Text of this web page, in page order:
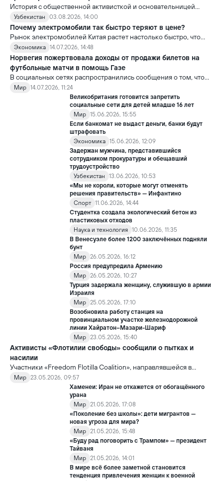
История с общественной активисткой и основательницей
проекта «Немолчи.uz» Ириной Матвиенко поднимает вопрос,
который выходит далеко за рамки одного судебного дела.
Узбекистан 03.08.2026, 14:00
Почему электромобили так быстро теряют в цене?
Рынок электромобилей Китая растет настолько быстро, что
новые модели выходят почти ежемесячно. В результате
стоимость более ранних моделей заметно снижается.
Экономика 14.07.2026, 14:48
Норвегия пожертвовала доходы от продажи билетов на
футбольные матчи в помощь Газе
В социальных сетях распространились сообщения о том, что
сборная Норвегии перечислила весь призовой фонд,
полученный на чемпионате мира по футболу FIFA 2026, в
качестве гуманитарной помощи жителям сектора Газа.
Мир 14.07.2026, 11:24
Великобритания готовится запретить
социальные сети для детей младше 16 лет
Мир 15.06.2026, 15:55
Если банкомат не выдаст деньги, банки будут
штрафовать
Экономика 15.06.2026, 12:09
Задержан мужчина, представившийся
сотрудником прокуратуры и обещавший
трудоустройство
Узбекистан
13.06.2026, 10:53
«Мы не короли, которые могут отменять
решения правительств» — Инфантино
Спорт 11.06.2026, 14:44
Студентка создала экологический бетон из
пластиковых отходов
Наука и технология 10.06.2026, 11:35
В Венесуэле более 1200 заключённых подняли
бунт
Мир 26.05.2026, 16:12
Россия предупредила Армению
Мир 26.05.2026, 10:27
Турция задержала женщину, служившую в армии
Израиля
Мир 25.05.2026, 17:10
Возобновила работу станция на
провинциальном участке железнодорожной
линии Хайратон–Мазари-Шариф
Мир 23.05.2026, 15:40
Активисты «Флотилии свободы» сообщили о пытках и
насилии
Участники «Freedom Flotilla Coalition», направлявшейся в
сектор Газа с гуманитарной помощью, заявили, что после
задержания со стороны Израиль подверглись пыткам и
жестокому обращению.
Мир 23.05.2026, 09:57
Хаменеи: Иран не откажется от обогащённого
урана
Мир 21.05.2026, 17:08
«Поколение без школы»: дети мигрантов —
новая угроза для мира?
Мир 21.05.2026, 15:48
«Буду рад поговорить с Трампом» — президент
Тайваня
Мир 21.05.2026, 14:01
В мире всё более заметной становится
тенденция привлечения женщин к военной